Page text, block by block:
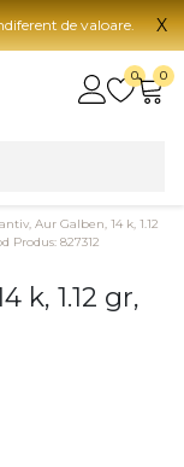
de valoare. X
0 0
Aur Galben, 14 k, 1.12
Produs: 827312
k, 1.12 gr,